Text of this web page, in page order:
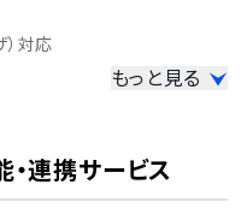
）対応
もっと見る
・連携サービス